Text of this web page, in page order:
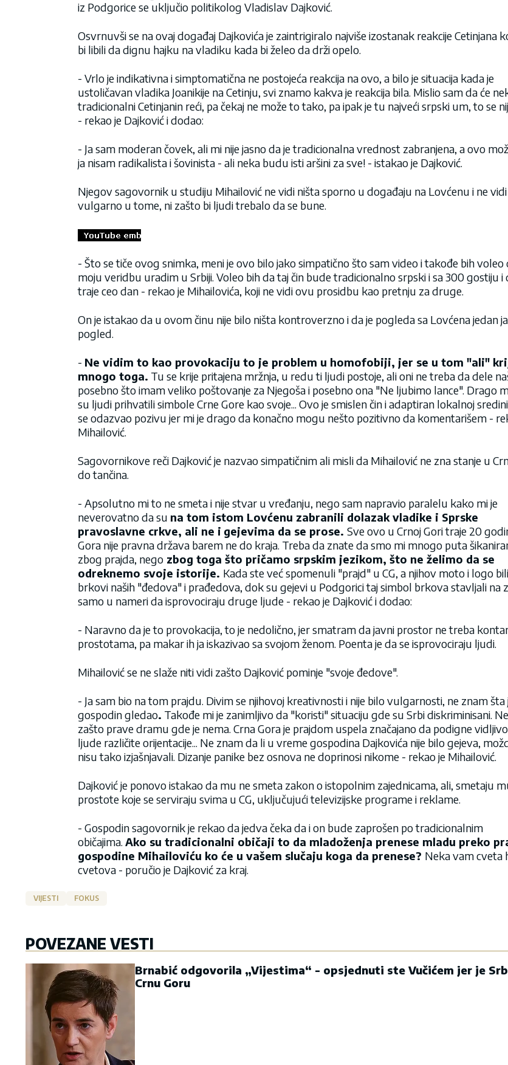
iz Podgorice se uključio politikolog Vladislav Dajković.
Osvrnuvši se na ovaj događaj Dajkovića je zaintrigiralo najviše izostanak reakcije Cetinjana
bi libili da dignu hajku na vladiku kada bi želeo da drži opelo.
- Vrlo je indikativna i simptomatična ne postojeća reakcija na ovo, a bilo je situacija kada je
ustoličavan vladika Joanikije na Cetinju, svi znamo kakva je reakcija bila. Mislio sam da će
tradicionalni Cetinjanin reći, pa čekaj ne može to tako, pa ipak je tu najveći srpski um, to se
- rekao je Dajković i dodao:
- Ja sam moderan čovek, ali mi nije jasno da je tradicionalna vrednost zabranjena, a ovo
ja nisam radikalista i šovinista - ali neka budu isti aršini za sve! - istakao je Dajković.
Njegov sagovornik u studiju Mihailović ne vidi ništa sporno u događaju na Lovćenu i ne
vulgarno u tome, ni zašto bi ljudi trebalo da se bune.
- Što se tiče ovog snimka, meni je ovo bilo jako simpatično što sam video i takođe bih voleo
moju veridbu uradim u Srbiji. Voleo bih da taj čin bude tradicionalno srpski i sa 300 gostiju i
traje ceo dan - rekao je Mihailovića, koji ne vidi ovu prosidbu kao pretnju za druge.
On je istakao da u ovom činu nije bilo ništa kontroverzno i da je pogleda sa Lovćena jedan
pogled.
- Ne vidim to kao provokaciju to je problem u homofobiji, jer se u tom "ali"
mnogo toga. Tu se krije pritajena mržnja, u redu ti ljudi postoje, ali oni ne treba da dele
posebno što imam veliko poštovanje za Njegoša i posebno ona "Ne ljubimo lance". Drago
su ljudi prihvatili simbole Crne Gore kao svoje... Ovo je smislen čin i adaptiran lokalnoj
se odazvao pozivu jer mi je drago da konačno mogu nešto pozitivno da komentarišem -
Mihailović.
Sagovornikove reči Dajković je nazvao simpatičnim ali misli da Mihailović ne zna stanje u
do tančina.
- Apsolutno mi to ne smeta i nije stvar u vređanju, nego sam napravio paralelu kako mi je
neverovatno da su na tom istom Lovćenu zabranili dolazak vladike i Sprske
pravoslavne crkve, ali ne i gejevima da se prose. Sve ovo u Crnoj Gori traje 20
Gora nije pravna država barem ne do kraja. Treba da znate da smo mi mnogo puta
zbog prajda, nego zbog toga što pričamo srpskim jezikom, što ne želimo da se
odreknemo svoje istorije. Kada ste već spomenuli "prajd" u CG, a njihov moto i logo
brkovi naših "đedova" i prađedova, dok su gejevi u Podgorici taj simbol brkova stavljali na
samo u nameri da isprovociraju druge ljude - rekao je Dajković i dodao:
- Naravno da je to provokacija, to je nedolično, jer smatram da javni prostor ne treba
prostotama, pa makar ih ja iskazivao sa svojom ženom. Poenta je da se isprovociraju ljudi.
Mihailović se ne slaže niti vidi zašto Dajković pominje "svoje đedove".
- Ja sam bio na tom prajdu. Divim se njihovoj kreativnosti i nije bilo vulgarnosti, ne znam šta
gospodin gledao. Takođe mi je zanimljivo da "koristi" situaciju gde su Srbi diskriminisani.
zašto prave dramu gde je nema. Crna Gora je prajdom uspela značajano da podigne
ljude različite orijentacije... Ne znam da li u vreme gospodina Dajkovića nije bilo gejeva,
nisu tako izjašnjavali. Dizanje panike bez osnova ne doprinosi nikome - rekao je Mihailović.
Dajković je ponovo istakao da mu ne smeta zakon o istopolnim zajednicama, ali, smetaju
prostote koje se serviraju svima u CG, uključujući televizijske programe i reklame.
- Gospodin sagovornik je rekao da jedva čeka da i on bude zaprošen po tradicionalnim
običajima. Ako su tradicionalni običaji to da mladoženja prenese mladu preko
gospodine Mihailoviću ko će u vašem slučaju koga da prenese? Neka vam cveta
cvetova - poručio je Dajković za kraj.
VIJESTI FOKUS
POVEZANE VESTI
Brnabić odgovorila „Vijestima“ - opsjednuti ste Vučićem jer je
Crnu Goru